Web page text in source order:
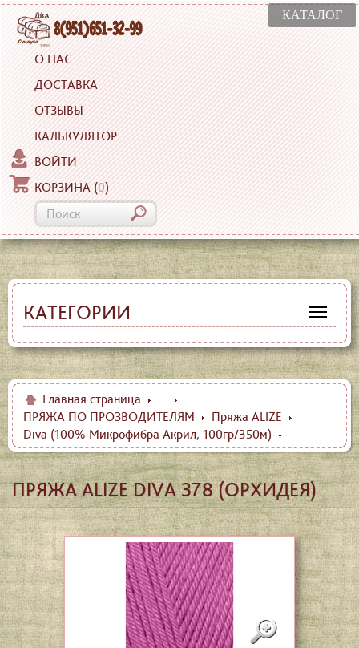
КАТАЛОГ
О НАС
ДОСТАВКА
ОТЗЫВЫ
КАЛЬКУЛЯТОР
ВОЙТИ
КОРЗИНА (0)
КАТЕГОРИИ
Главная страница
...
ПРЯЖА ПО ПРОЗВОДИТЕЛЯМ
Пряжа ALIZE
Diva (100% Микрофибра Акрил, 100гр/350м)
ПРЯЖА ALIZE DIVA 378 (ОРХИДЕЯ)